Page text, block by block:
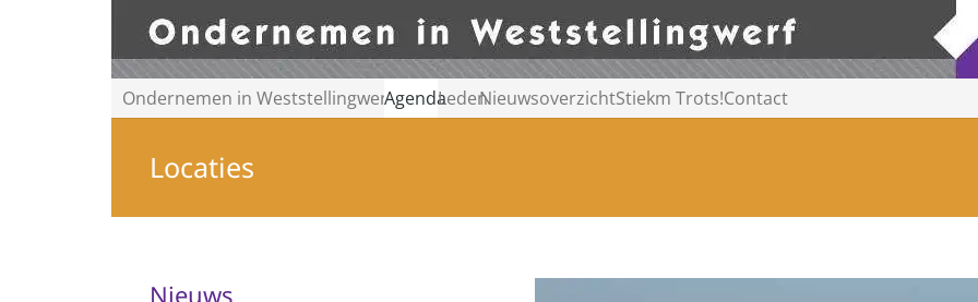
Ondernemen in WeststellingwerfAgendaLedenNieuwsoverzichtStiekm Trots!Contact
Locaties
Nieuws